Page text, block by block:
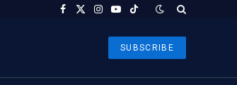
Facebook
X
Instagram
YouTubeTikTok
SUBSCRIBE